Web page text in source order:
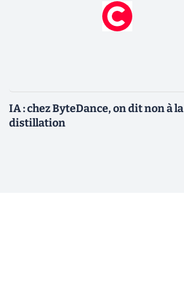
IA : chez ByteDance, on dit non à la
distillation